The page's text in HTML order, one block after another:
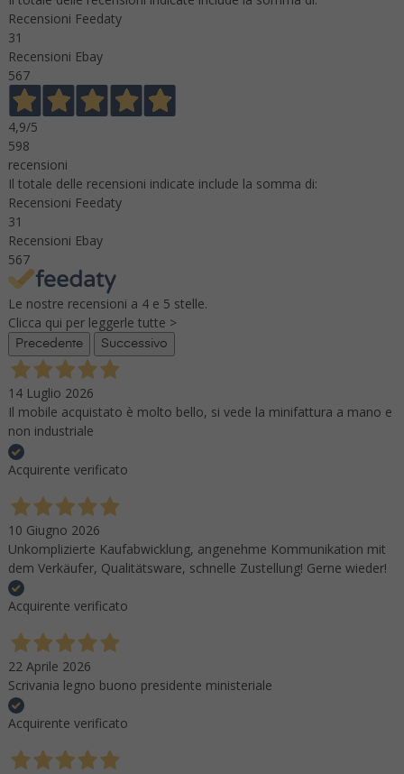
Recensioni Feedaty
31
Recensioni Ebay
567
4,9/5
598
recensioni
Il totale delle recensioni indicate include la somma di:
Recensioni Feedaty
31
Recensioni Ebay
567
Le nostre recensioni a 4 e 5 stelle.
Clicca qui per leggerle tutte >
Precedente Successivo
14 Luglio 2026
Il mobile acquistato è molto bello, si vede la minifattura a mano e
non industriale
Acquirente verificato
10 Giugno 2026
Unkomplizierte Kaufabwicklung, angenehme Kommunikation mit
dem Verkäufer, Qualitätsware, schnelle Zustellung! Gerne wieder!
Acquirente verificato
22 Aprile 2026
Scrivania legno buono presidente ministeriale
Acquirente verificato